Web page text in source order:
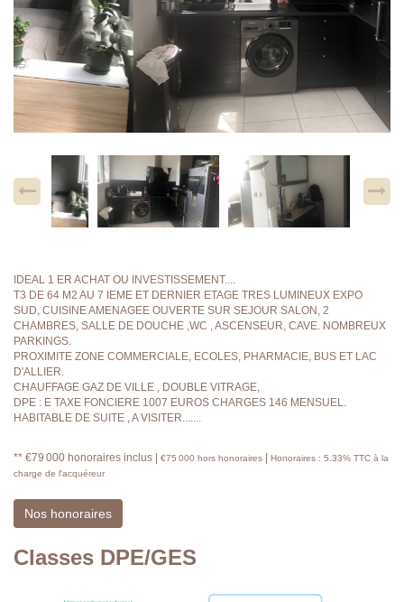
IDEAL 1 ER ACHAT OU INVESTISSEMENT....
T3 DE 64 M2 AU 7 IEME ET DERNIER ETAGE TRES LUMINEUX EXPO
SUD, CUISINE AMENAGEE OUVERTE SUR SEJOUR SALON, 2
CHAMBRES, SALLE DE DOUCHE ,WC , ASCENSEUR, CAVE. NOMBREUX
PARKINGS.
PROXIMITE ZONE COMMERCIALE, ECOLES, PHARMACIE, BUS ET LAC
D'ALLIER.
CHAUFFAGE GAZ DE VILLE , DOUBLE VITRAGE,
DPE : E TAXE FONCIERE 1007 EUROS CHARGES 146 MENSUEL.
HABITABLE DE SUITE , A VISITER.......
** €79 000 honoraires inclus €75 000 hors honoraires
Honoraires : 5.33% TTC à la
charge de l'acquéreur
Nos honoraires
Classes DPE/GES